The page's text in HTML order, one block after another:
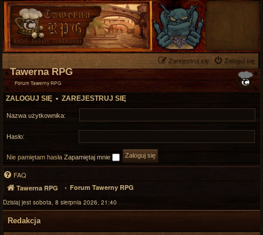
Zaloguj się
Zarejestruj się
Tawerna RPG
Forum Tawerny RPG
ZALOGUJ SIĘ • ZAREJESTRUJ SIĘ
Nazwa użytkownika:
Hasło:
Nie pamiętam hasła Zapamiętaj mnie
FAQ
Tawerna RPG Forum Tawerny RPG
Dzisiaj jest sobota, 8 sierpnia 2026, 21:40
Redakcja